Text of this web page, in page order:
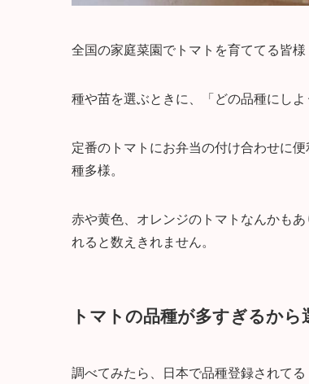
全国の家庭菜園でトマトを育ててる皆様
種や苗を選ぶときに、「どの品種にし
定番のトマトにお弁当の付け合わせに
種多様。
赤や黄色、オレンジのトマトなんかも
れると数えきれません。
トマトの品種が多すぎるから
調べてみたら、日本で品種登録されて